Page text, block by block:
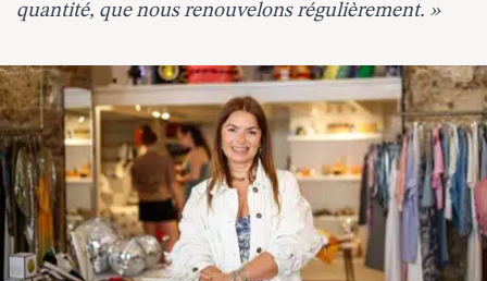
quantité, que nous renouvelons régulièrement. »